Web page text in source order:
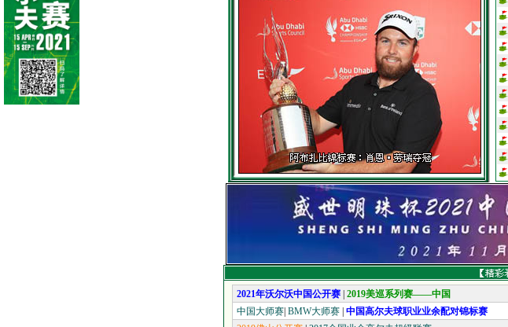
2021年沃尔沃中国公开赛 2019美巡系列赛——中国
中国大师赛 BMW大师赛 中国高尔夫球职业业余配对锦标赛